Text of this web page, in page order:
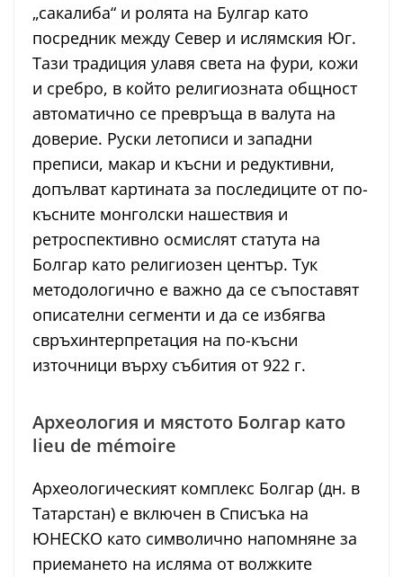
„сакалиба“ и ролята на Булгар като
посредник между Север и ислямския Юг.
Тази традиция улавя света на фури, кожи
и сребро, в който религиозната общност
автоматично се превръща в валута на
доверие. Руски летописи и западни
преписи, макар и късни и редуктивни,
допълват картината за последиците от по-
късните монголски нашествия и
ретроспективно осмислят статута на
Болгар като религиозен център. Тук
методологично е важно да се съпоставят
описателни сегменти и да се избягва
свръхинтерпретация на по-късни
източници върху събития от 922 г.
Археология и мястото Болгар като
lieu de mémoire
Археологическият комплекс Болгар (дн. в
Татарстан) е включен в Списъка на
ЮНЕСКО като символично напомняне за
приемането на исляма от волжките